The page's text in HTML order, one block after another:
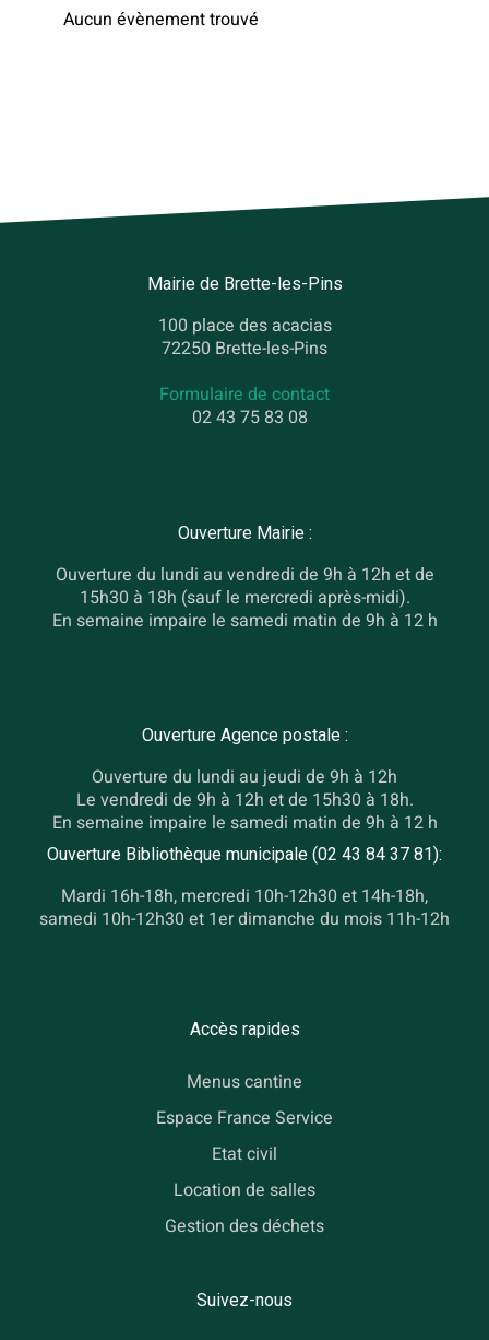
Aucun évènement trouvé
Mairie de Brette-les-Pins
100 place des acacias
72250 Brette-les-Pins
Formulaire de contact
02 43 75 83 08
Ouverture Mairie :
Ouverture du lundi au vendredi de 9h à 12h et de
15h30 à 18h (sauf le mercredi après-midi).
En semaine impaire le samedi matin de 9h à 12 h
Ouverture Agence postale :
Ouverture du lundi au jeudi de 9h à 12h
Le vendredi de 9h à 12h et de 15h30 à 18h.
En semaine impaire le samedi matin de 9h à 12 h
Ouverture Bibliothèque municipale (02 43 84 37 81):
Mardi 16h-18h, mercredi 10h-12h30 et 14h-18h,
samedi 10h-12h30 et 1er dimanche du mois 11h-12h
Accès rapides
Menus cantine
Espace France Service
Etat civil
Location de salles
Gestion des déchets
Suivez-nous